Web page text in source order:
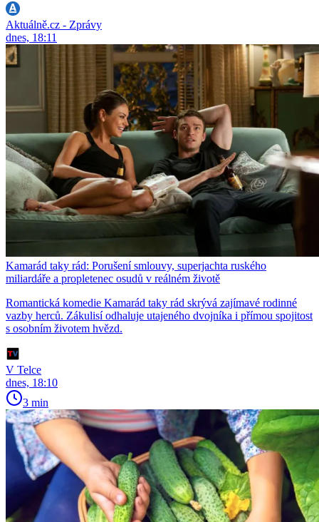
Aktuálně.cz - Zprávy
dnes, 18:11
Kamarád taky rád: Porušení smlouvy, superjachta ruského
miliardáře a propletenec osudů v reálném životě
Romantická komedie Kamarád taky rád skrývá zajímavé rodinné
vazby herců. Zákulisí odhaluje utajeného dvojníka i přímou spojitost
s osobním životem hvězd.
V Telce
dnes, 18:10
3 min